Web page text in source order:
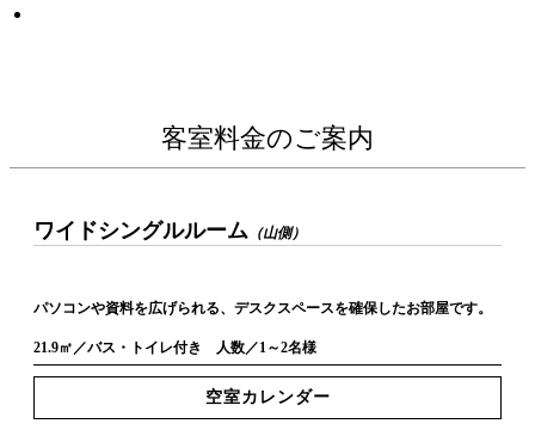
客室料金のご案内
ワイドシングルルーム （山側）
パソコンや資料を広げられる、デスクスペースを確保したお部屋です。
21.9㎡／バス・トイレ付き 人数／1～2名様
空室カレンダー